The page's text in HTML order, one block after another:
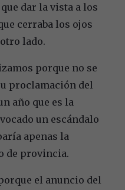
dar la vista a los
cerraba los ojos
lado.
porque no se
proclamación del
año que es la
un escándalo
apenas la
de provincia.
el anuncio del